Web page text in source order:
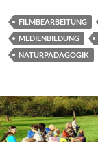
FILMBEARBEITUNG
MEDIENBILDUNG
NATURPÄDAGOGIK